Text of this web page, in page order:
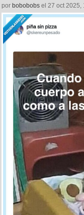
por bobobobs el 27 oct 2025,